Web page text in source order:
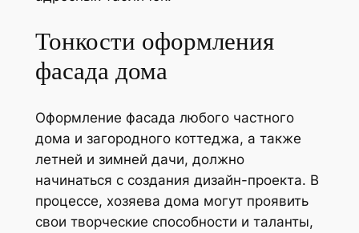
Тонкости оформления
фасада дома
Оформление фасада любого частного
дома и загородного коттеджа, а также
летней и зимней дачи, должно
начинаться с создания дизайн-проекта. В
процессе, хозяева дома могут проявить
свои творческие способности и таланты,